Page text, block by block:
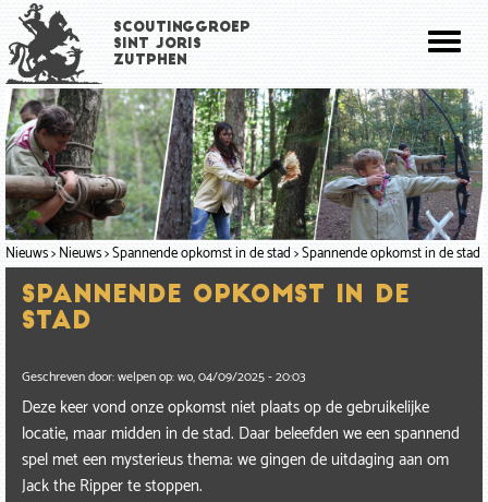
Overslaan
en
naar
de
inhoud
gaan
Toggle
Scoutinggroep
Sint Joris
Zutphen
Nieuws Nieuws Spannende opkomst in de stad Spannende opkomst in de stad
Spannende opkomst in de
stad
Geschreven door:welpenop:wo, 04/09/2025 - 20:03
Deze keer vond onze opkomst niet plaats op de gebruikelijke
locatie, maar midden in de stad. Daar beleefden we een spannend
spel met een mysterieus thema: we gingen de uitdaging aan om
Jack the Ripper te stoppen.